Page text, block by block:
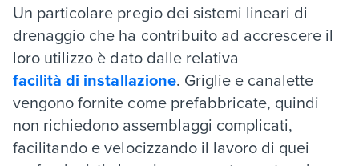
Un particolare pregio dei sistemi lineari di
drenaggio che ha contribuito ad accrescere il
loro utilizzo è dato dalle relativa
facilità di installazione. Griglie e canalette
vengono fornite come prefabbricate, quindi
non richiedono assemblaggi complicati,
facilitando e velocizzando il lavoro di quei